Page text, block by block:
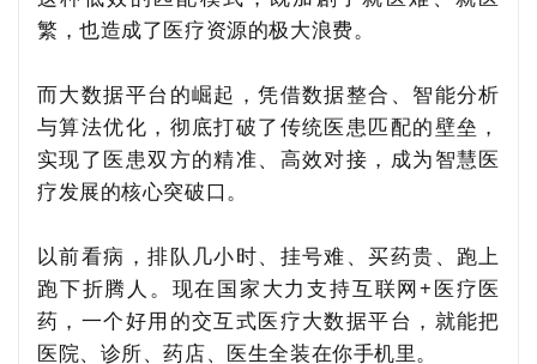
繁，也造成了医疗资源的极大浪费。
而大数据平台的崛起，凭借数据整合、智能分析
与算法优化，彻底打破了传统医患匹配的壁垒，
实现了医患双方的精准、高效对接，成为智慧医
疗发展的核心突破口。
以前看病，排队几小时、挂号难、买药贵、跑上
跑下折腾人。现在国家大力支持互联网+医疗医
药，一个好用的交互式医疗大数据平台，就能把
医院、诊所、药店、医生全装在你手机里。